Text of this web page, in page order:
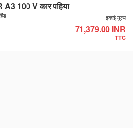
100 V कार पहिया
इकाई मूल्य
71,379.00 INR
TTC